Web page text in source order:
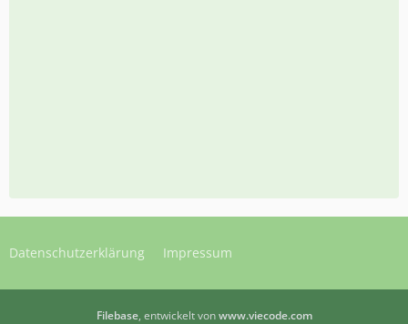
Datenschutzerklärung Impressum
Filebase, entwickelt vonwww.viecode.com